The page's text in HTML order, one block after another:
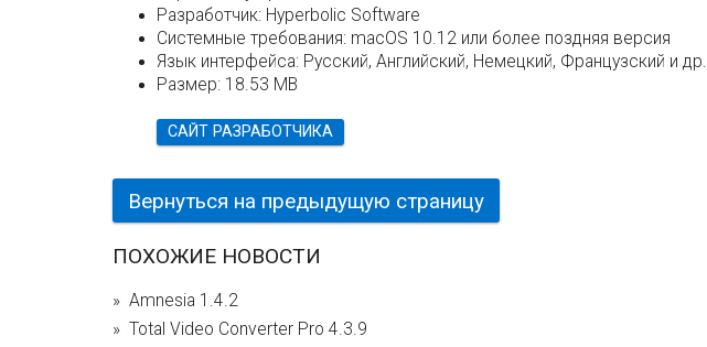
Разработчик: Hyperbolic Software
Системные требования: macOS 10.12 или более поздняя версия
Язык интерфейса: Русский, Английский, Немецкий, Французский и др.
Размер: 18.53 MB
САЙТ РАЗРАБОТЧИКА
Вернуться на предыдущую страницу
ПОХОЖИЕ НОВОСТИ
Amnesia 1.4.2
Total Video Converter Pro 4.3.9